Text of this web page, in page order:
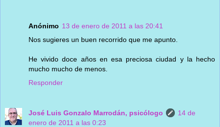
Anónimo 13 de enero de 2011 a las 20:41
Nos sugieres un buen recorrido que me apunto.
He vivido doce años en esa preciosa ciudad y la hecho
mucho mucho de menos.
Responder
José Luis Gonzalo Marrodán, psicólogo
14 de
enero de 2011 a las 0:23